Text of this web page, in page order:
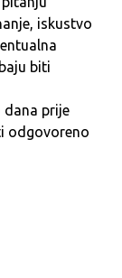
iskustvo
biti
dana prije
odgovoreno